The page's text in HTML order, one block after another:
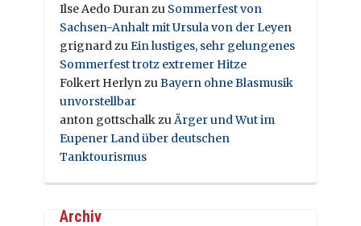
Ilse Aedo Duranzu Sommerfest von
Sachsen-Anhalt mit Ursula von der Leyen
grignardzuEin lustiges, sehr gelungenes
Sommerfest trotz extremer Hitze
Folkert HerlynzuBayern ohne Blasmusik
unvorstellbar
anton gottschalkzuÄrger und Wut im
Eupener Land über deutschen
Tanktourismus
Archiv